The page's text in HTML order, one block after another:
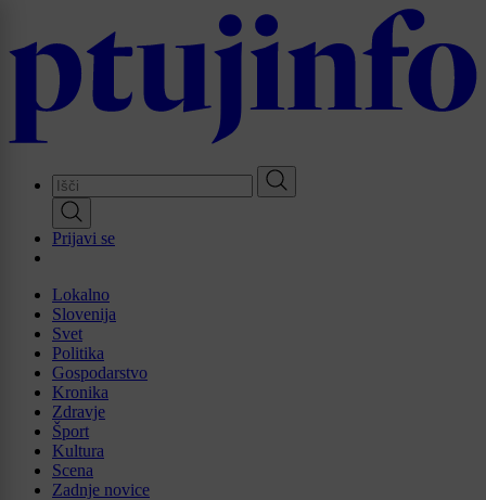
main
Prijavi se
Lokalno
Slovenija
Svet
Politika
Gospodarstvo
Kronika
Zdravje
Šport
Kultura
Scena
Zadnje novice